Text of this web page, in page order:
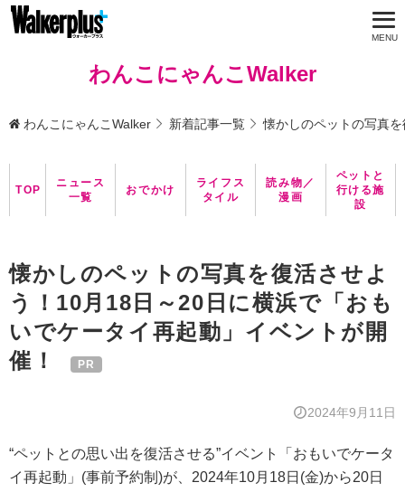
わんこにゃんこWalker
わんこにゃんこWalker 新着記事一覧 懐かしのペットの写真
TOP
ニュース
一覧
おでかけ
ライフス
タイル
読み物／
漫画
ペットと
行ける施
設
懐かしのペットの写真を復活させよ
う！10月18日～20日に横浜で「おも
いでケータイ再起動」イベントが開
催！
2024年9月11日
“ペットとの思い出を復活させる”イベント「おもいでケータ
イ再起動」(事前予約制)が、2024年10月18日(金)から20日